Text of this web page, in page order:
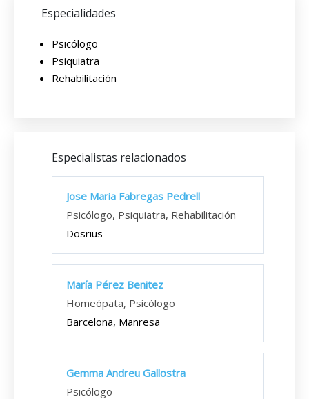
Especialidades
Psicólogo
Psiquiatra
Rehabilitación
Especialistas relacionados
Jose Maria Fabregas Pedrell
Psicólogo, Psiquiatra, Rehabilitación
Dosrius
María Pérez Benitez
Homeópata, Psicólogo
Barcelona, Manresa
Gemma Andreu Gallostra
Psicólogo